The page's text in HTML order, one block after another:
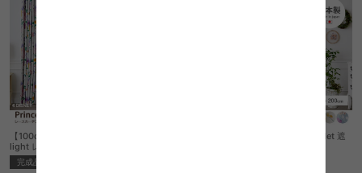
【100cm×133cm】Princess see the
light レースカーテン 1枚入り
完成品
【100cm×200cm】Princess tanglet 遮